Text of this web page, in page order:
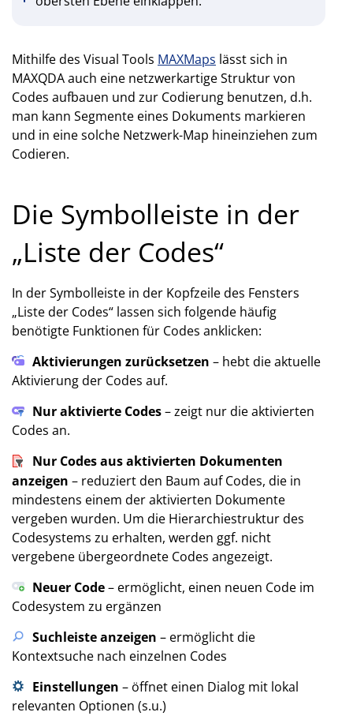
Mithilfe des Visual Tools MAXMaps lässt sich in
MAXQDA auch eine netzwerkartige Struktur von
Codes aufbauen und zur Codierung benutzen, d.h.
man kann Segmente eines Dokuments markieren
und in eine solche Netzwerk-Map hineinziehen zum
Codieren.
Die Symbolleiste in der
„Liste der Codes“
In der Symbolleiste in der Kopfzeile des Fensters
„Liste der Codes“ lassen sich folgende häufig
benötigte Funktionen für Codes anklicken:
Aktivierungen zurücksetzen – hebt die aktuelle
Aktivierung der Codes auf.
Nur aktivierte Codes– zeigt nur die aktivierten
Codes an.
Nur Codes aus aktivierten Dokumenten
anzeigen – reduziert den Baum auf Codes, die in
mindestens einem der aktivierten Dokumente
vergeben wurden. Um die Hierarchiestruktur des
Codesystems zu erhalten, werden ggf. nicht
vergebene übergeordnete Codes angezeigt.
Neuer Code– ermöglicht, einen neuen Code im
Codesystem zu ergänzen
Suchleiste anzeigen – ermöglicht die
Kontextsuche nach einzelnen Codes
Einstellungen – öffnet einen Dialog mit lokal
relevanten Optionen (s.u.)